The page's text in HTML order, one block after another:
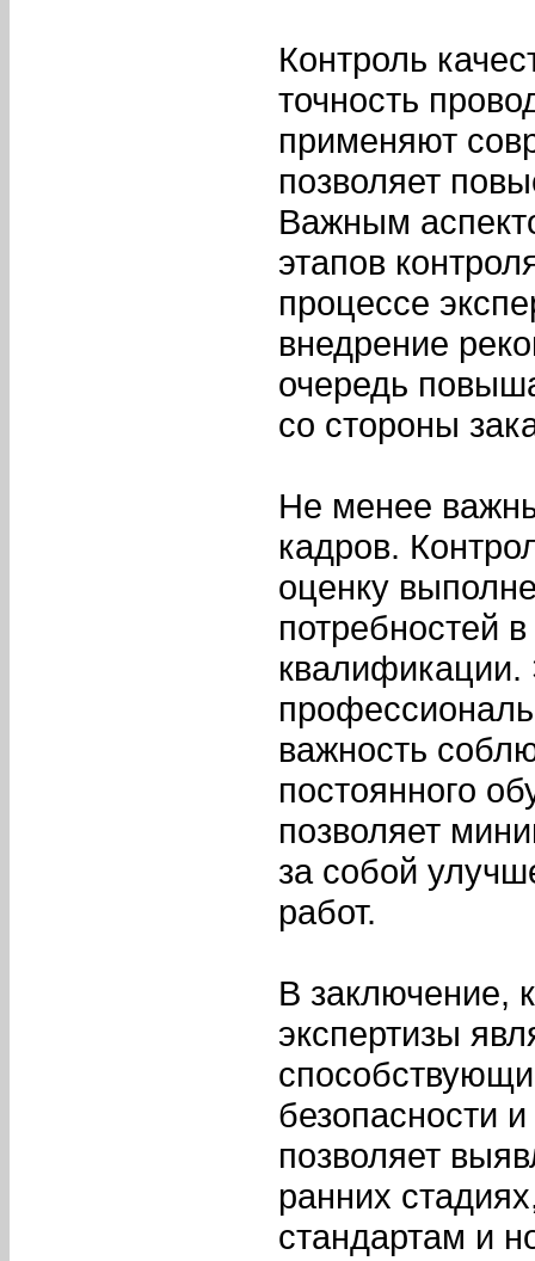
Контроль
точность
применяют
позволяет
Важным
этапов
процессе
внедрение
очередь
со стороны
Не менее
кадров.
оценку
потребностей
важность
постоянного
позволяет
за собой
работ.
В заключение,
экспертизы
безопасности
позволяет
ранних
стандартам и